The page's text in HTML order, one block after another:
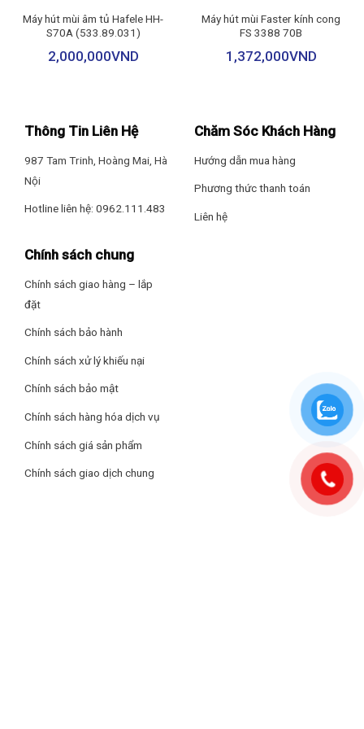
chuyển đổi luân phiên tùy theo nhu cầu của mình rất là tiện lợi.
Lưới lọc mỡ 3 lớp, dễ dàng vệ sinh giúp nâng qua hiệu quả của
quá trình thanh lọc không khí, mang lại một căn bếp trong lành.
Máy trang bị hệ thống đèn Halogen chiếu sáng, giúp người dùng
thông minh, bạn có thể thoải mái nấu tất cả các món ăn bổ
dưỡng mà không e dè mùi mà nó để lại. Máy có chế độ bảo
hành chính hãng 2 năm giúp khách hàng yên tâm sử dụng.
Máy hút mùi âm tủ Hafele HH-
S70A (533.89.031)
2,000,000VND
Máy hút mùi Faster kính cong
FS 3388 70B
1,372,000VND
Thông Tin Liên Hệ
987 Tam Trinh, Hoàng Mai, Hà
Nội
Hotline liên hệ: 0962.111.483
Chăm Sóc Khách Hàng
Hướng dẫn mua hàng
Phương thức thanh toán
Liên hệ
Chính sách chung
Chính sách giao hàng – lắp
đặt
Chính sách bảo hành
Chính sách xử lý khiếu nại
Chính sách bảo mật
Chính sách hàng hóa dịch vụ
Chính sách giá sản phẩm
Chính sách giao dịch chung